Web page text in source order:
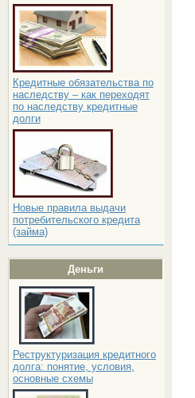
Кредитные обязательства по
наследству – как переходят
по наследству кредитные
долги
Новые правила выдачи
потребительского кредита
(займа)
Деньги
Реструктуризация кредитного
долга: понятие, условия,
основные схемы